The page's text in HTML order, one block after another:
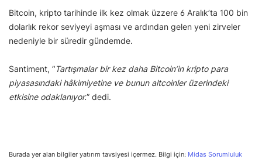
Bitcoin, kripto tarihinde ilk kez olmak üzzere 6 Aralık’ta 100 bin
dolarlık rekor seviyeyi aşması ve ardından gelen yeni zirveler
nedeniyle bir süredir gündemde.
Santiment, “Tartışmalar bir kez daha Bitcoin’in kripto para
piyasasındaki hâkimiyetine ve bunun altcoinler üzerindeki
etkisine odaklanıyor.” dedi.
Burada yer alan bilgiler yatırım tavsiyesi içermez. Bilgi için: Midas Sorumluluk